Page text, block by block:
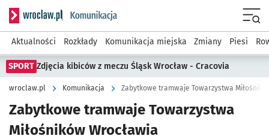
Serwis informacyjny wroclaw.pl podserwis: Komunikacja
Aktualności Rozkłady Komunikacja miejska Zmiany Piesi
SPORT Zdjęcia kibiców z meczu Śląsk Wrocław - Cracovia
wroclaw.pl Komunikacja Zabytkowe tramwaje Towarzystwa
Zabytkowe tramwaje Towarzystwa
Miłośników Wrocławia